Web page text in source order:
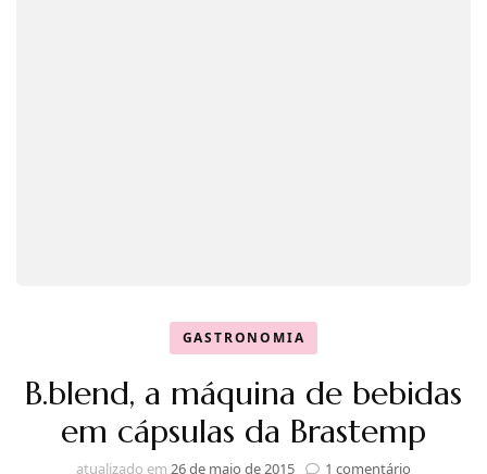
GASTRONOMIA
B.blend, a máquina de bebidas
em cápsulas da Brastemp
atualizado em 26 de maio de 2015 1 comentário